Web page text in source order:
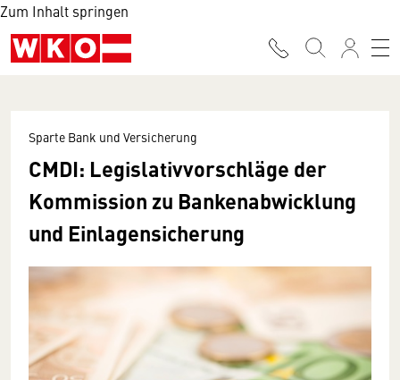
Zum Inhalt springen
Sparte Bank und Versicherung
CMDI: Legislativvorschläge der
Kommission zu Bankenabwicklung
und Einlagensicherung